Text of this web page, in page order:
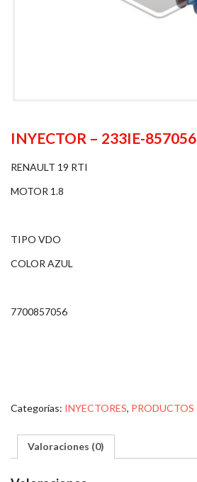
INYECTOR – 233IE-857056
RENAULT 19 RTI
MOTOR 1.8
TIPO VDO
COLOR AZUL
7700857056
Categorías: INYECTORES, PRODUCTOS
Valoraciones (0)